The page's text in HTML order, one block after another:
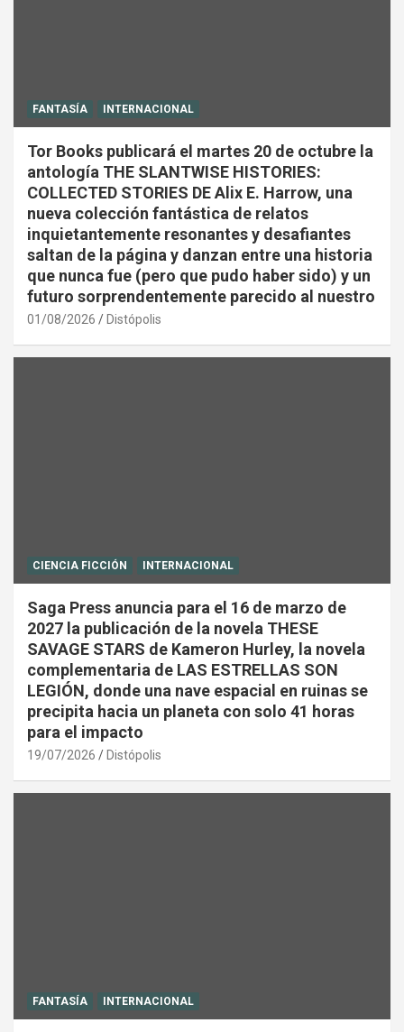
FANTASÍA INTERNACIONAL
Tor Books publicará el martes 20 de octubre la
antología THE SLANTWISE HISTORIES:
COLLECTED STORIES DE Alix E. Harrow, una
nueva colección fantástica de relatos
inquietantemente resonantes y desafiantes
saltan de la página y danzan entre una historia
que nunca fue (pero que pudo haber sido) y un
futuro sorprendentemente parecido al nuestro
01/08/2026 Distópolis
CIENCIA FICCIÓN INTERNACIONAL
Saga Press anuncia para el 16 de marzo de
2027 la publicación de la novela THESE
SAVAGE STARS de Kameron Hurley, la novela
complementaria de LAS ESTRELLAS SON
LEGIÓN, donde una nave espacial en ruinas se
precipita hacia un planeta con solo 41 horas
para el impacto
19/07/2026 Distópolis
FANTASÍA INTERNACIONAL